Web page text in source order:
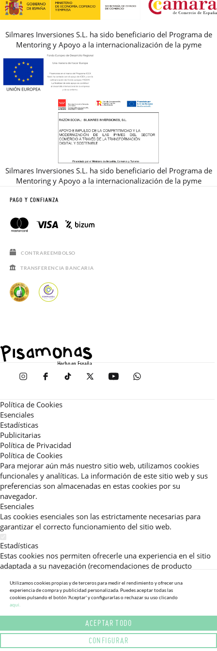
Silmares Inversiones S.L. ha sido beneficiario del Programa de
Mentoring y Apoyo a la internacionalización de la pyme
Silmares Inversiones S.L. ha sido beneficiario del Programa de
Mentoring y Apoyo a la internacionalización de la pyme
PAGO Y CONFIANZA
CONTRAREEMBOLSO
TRANSFERENCIA BANCARIA
Política de Cookies
Esenciales
Estadísticas
Publicitarias
Política de Privacidad
Política de Cookies
Para mejorar aún más nuestro sitio web, utilizamos cookies
funcionales y analíticas. La información de este sitio web y sus
preferencias son almacenadas en estas cookies por su
navegador.
Esenciales
Las cookies esenciales son las estrictamente necesarias para
garantizar el correcto funcionamiento del sitio web.
Estadísticas
Estas cookies nos permiten ofrecerle una experiencia en el sitio
adaptada a su navegación (recomendaciones de producto
consultadas, etc).Al activar esta cookie, nos ayuda a mejorar aún
más su experiencia.
Publicitarias
Estas cookies permiten a nuestros socios publicitarios enviarle
mensajes específicos y personalizados.
Utilizamos cookies propias y de terceros para medir el rendimiento y ofrecer una
experiencia de compra y publicidad personalizada. Puedes aceptar todas las
cookies pulsando el botón 'Aceptar' y configurarlas o rechazar su uso clicando
aqui.
ACEPTAR TODO
CONFIGURAR